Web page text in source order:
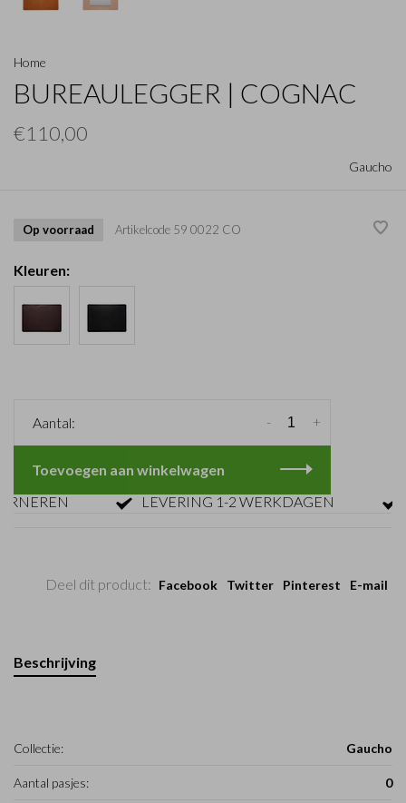
Home
BUREAULEGGER | COGNAC
€110,00
Gaucho
Op voorraad Artikelcode 59 0022 CO
Kleuren:
Aantal: +
-
Toevoegen aan winkelwagen
LEVERING 1-2 WERKDAGEN
Deel dit product: Facebook Twitter Pinterest E-mail
Beschrijving
Collectie: Gaucho
Aantal pasjes: 0